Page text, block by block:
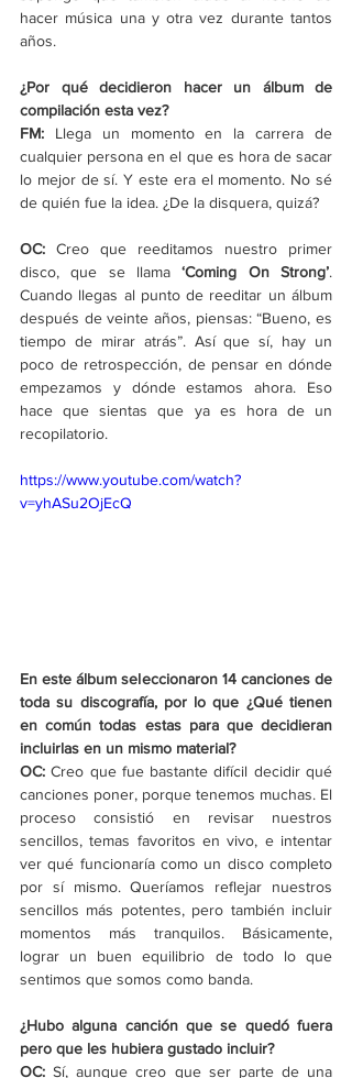
hacer música una y otra vez durante tantos
años.
¿Por qué decidieron hacer un álbum de
compilación esta vez?
FM: Llega un momento en la carrera de
cualquier persona en el que es hora de sacar
lo mejor de sí. Y este era el momento. No sé
de quién fue la idea. ¿De la disquera, quizá?
OC: Creo que reeditamos nuestro primer
disco, que se llama ‘Coming On Strong’.
Cuando llegas al punto de reeditar un álbum
después de veinte años, piensas: “Bueno, es
tiempo de mirar atrás”. Así que sí, hay un
poco de retrospección, de pensar en dónde
empezamos y dónde estamos ahora. Eso
hace que sientas que ya es hora de un
recopilatorio.
https://www.youtube.com/watch?
v=yhASu2OjEcQ
En este álbum seleccionaron 14 canciones de
toda su discografía, por lo que ¿Qué tienen
en común todas estas para que decidieran
incluirlas en un mismo material?
OC: Creo que fue bastante difícil decidir qué
canciones poner, porque tenemos muchas. El
proceso consistió en revisar nuestros
sencillos, temas favoritos en vivo, e intentar
ver qué funcionaría como un disco completo
por sí mismo. Queríamos reflejar nuestros
sencillos más potentes, pero también incluir
momentos más tranquilos. Básicamente,
lograr un buen equilibrio de todo lo que
sentimos que somos como banda.
¿Hubo alguna canción que se quedó fuera
pero que les hubiera gustado incluir?
OC: Sí, aunque creo que ser parte de una